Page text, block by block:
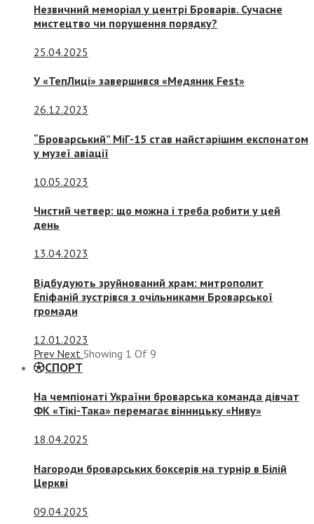
Незвичний меморіал у центрі Броварів. Сучасне
мистецтво чи порушення порядку?
25.04.2025
У «ТепЛиці» завершився «Медяник Fest»
26.12.2023
“Броварський” МіГ-15 став найстарішим експонатом
у музеї авіації
10.05.2023
Чистий четвер: що можна і треба робити у цей
день
13.04.2023
Відбудують зруйнований храм: митрополит
Епіфаній зустрівся з очільниками Броварської
громади
12.01.2023
Prev Next Showing 1 Of 9
СПОРТ
На чемпіонаті України броварська команда дівчат
ФК «Тікі-Така» перемагає вінницьку «Ниву»
18.04.2025
Нагороди броварських боксерів на турнір в Білій
Церкві
09.04.2025